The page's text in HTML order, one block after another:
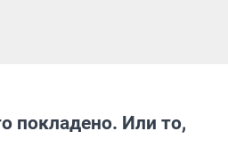
покладено. Или то,